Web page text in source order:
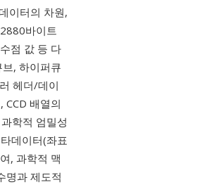
이터의 차원,
바이트
점 값 등 다
, 하이퍼큐
헤더/데이
배열의
학적 엄밀성
데이터(좌표
, 과학적 맥
명과 제도적